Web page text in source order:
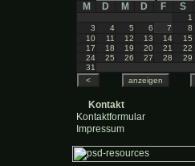
M D M D F S
1
3
4 5 6 7 8
10
11 12 13 14 15
17
18 19 20 21 22
24
25 26 27 28 29
31
Kontakt
Kontaktformular
Impressum